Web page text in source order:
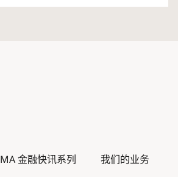
MA 金融快讯系列 我们的业务